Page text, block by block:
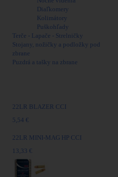
Diaľkomery
Kolimátory
Puškohľady
Terče - Lapače - Strelničky
Stojany, nožičky a podložky pod
zbrane
Puzdrá a tašky na zbrane
22LR BLAZER CCI
5,54 €
22LR MINI-MAG HP CCI
13,33 €